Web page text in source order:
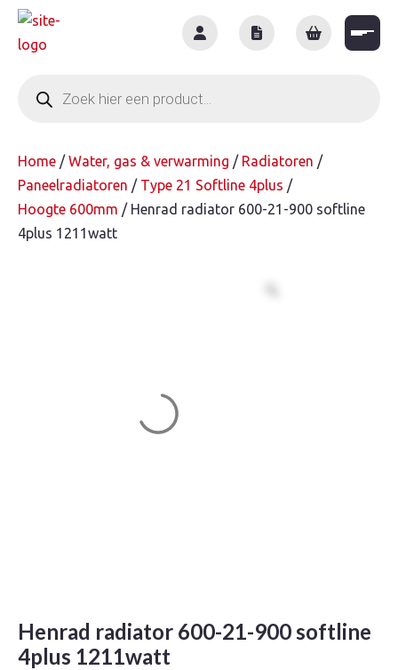
Skip
zoeken
Home /Water, gas & verwarming / Radiatoren /
Paneelradiatoren / Type 21 Softline 4plus /
Hoogte 600mm / Henrad radiator 600-21-900 softline
4plus 1211watt
Henrad radiator 600-21-900 softline
4plus 1211watt